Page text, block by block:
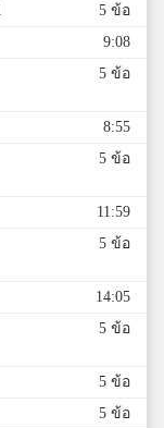
5 ข้อ
9:08
5 ข้อ
8:55
5 ข้อ
11:59
5 ข้อ
14:05
5 ข้อ
5 ข้อ
5 ข้อ